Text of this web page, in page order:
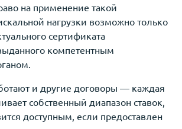
на применение такой
нагрузки возможно только
сертификата
компетентным
и другие договоры — каждая
собственный диапазон ставок,
доступным, если предоставлен